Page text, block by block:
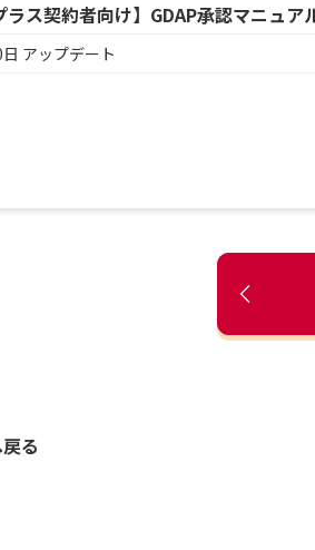
ラス契約者向け】GDAP承認マニュア
アップデート
る